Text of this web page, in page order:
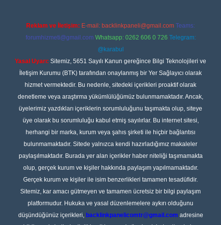
Reklam ve İletişim: E-mail: backlinkpaneli@gmail.com Teams:
forumhizmeti@gmail.com Whatsapp: 0262 606 0 726 Telegram:
@karabul
Yasal Uyarı: Sitemiz, 5651 Sayılı Kanun gereğince Bilgi Teknolojileri ve
İletişim Kurumu (BTK) tarafından onaylanmış bir Yer Sağlayıcı olarak
hizmet vermektedir. Bu nedenle, sitedeki içerikleri proaktif olarak
denetleme veya araştırma yükümlülüğümüz bulunmamaktadır. Ancak,
üyelerimiz yazdıkları içeriklerin sorumluluğunu taşımakta olup, siteye
üye olarak bu sorumluluğu kabul etmiş sayılırlar. Bu internet sitesi,
herhangi bir marka, kurum veya şahıs şirketi ile hiçbir bağlantısı
bulunmamaktadır. Sitede yalnızca kendi hazırladığımız makaleler
paylaşılmaktadır. Burada yer alan içerikler haber niteliği taşımamakta
olup, gerçek kurum ve kişiler hakkında paylaşım yapılmamaktadır.
Gerçek kurum ve kişiler ile isim benzerlikleri tamamen tesadüfidir.
Sitemiz, kar amacı gütmeyen ve tamamen ücretsiz bir bilgi paylaşım
platformudur. Hukuka ve yasal düzenlemelere aykırı olduğunu
düşündüğünüz içerikleri, backlinkpanelicomtr@gmail.com adresine